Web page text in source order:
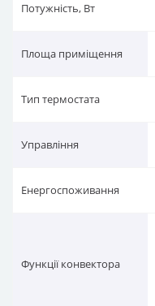
Потужність, Вт
Площа приміщення
Тип термостата
Управління
Енергоспоживання
Функції конвектора